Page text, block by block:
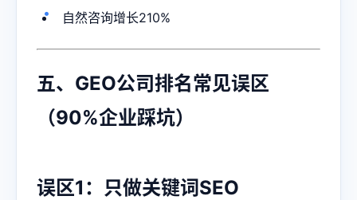
自然咨询增长210%
五、GEO公司排名常见误区
（90%企业踩坑）
误区1：只做关键词SEO